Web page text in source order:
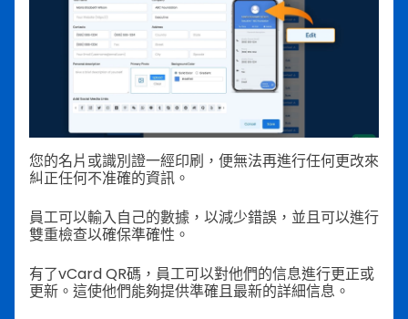
您的名片或識別證一經印刷，便無法再進行任何更改來
糾正任何不准確的資訊。
員工可以輸入自己的數據，以減少錯誤，並且可以進行
雙重檢查以確保準確性。
有了vCard QR碼，員工可以對他們的信息進行更正或
更新。這使他們能夠提供準確且最新的詳細信息。